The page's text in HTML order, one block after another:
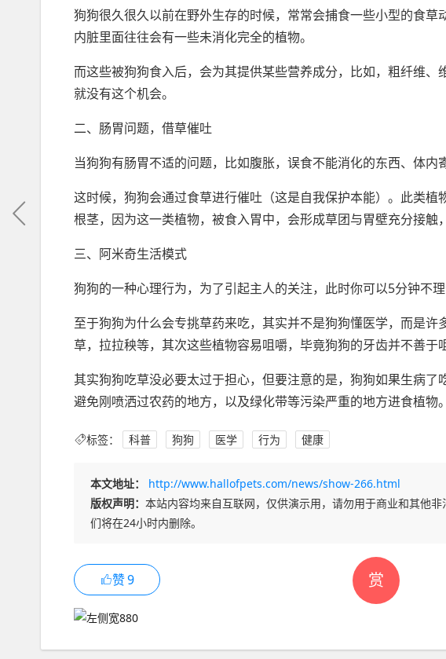
狗狗很久很久以前在野外生存的时候，常常会捕食一些小型的食
内脏里面往往会有一些未消化完全的植物。
而这些被狗狗食入后，会为其提供某些营养成分，比如，粗纤维
就没有这个机会。
二、肠胃问题，借草催吐
当狗狗有肠胃不适的问题，比如腹胀，误食不能消化的东西、体
这时候，狗狗会通过食草进行催吐（这是自我保护本能）。此类
根茎，因为这一类植物，被食入胃中，会形成草团与胃壁充分接触
三、阿米奇生活模式
狗狗的一种心理行为，为了引起主人的关注，此时你可以5分钟不理
至于狗狗为什么会专挑草药来吃，其实并不是狗狗懂医学，而是
草，拉拉秧等，其次这些植物容易咀嚼，毕竟狗狗的牙齿并不善于
其实狗狗吃草没必要太过于担心，但要注意的是，狗狗如果生病
避免刚喷洒过农药的地方，以及绿化带等污染严重的地方进食植物。
标签： 科普 狗狗 医学 行为 健康
赏
本文地址：
http://www.hallofpets.com/news/show-266.html
版权声明： 本站内容均来自互联网，仅供演示用，请勿用于商业和其他
们将在24小时内删除。
赞9